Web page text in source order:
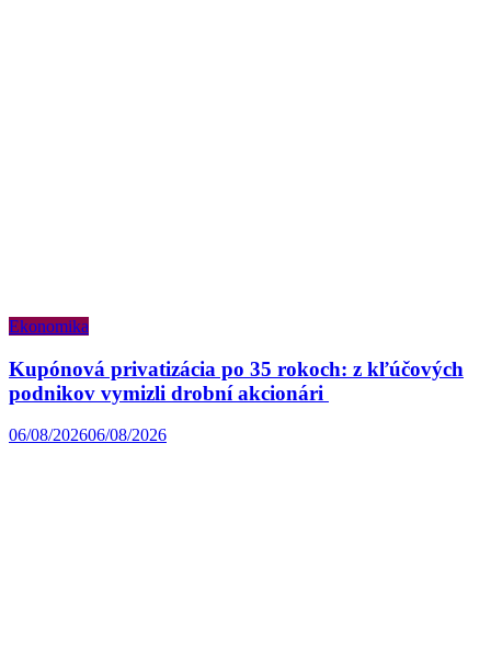
Ekonomika
Kupónová privatizácia po 35 rokoch: z kľúčových
podnikov vymizli drobní akcionári
06/08/202606/08/2026